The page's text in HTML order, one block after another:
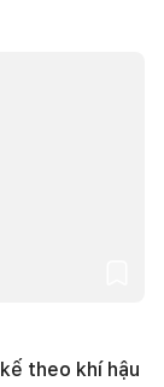
theo khí hậu